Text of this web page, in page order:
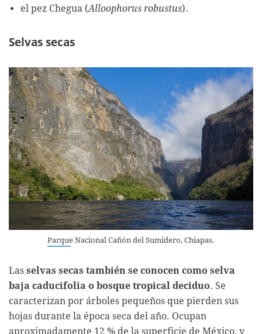
el pez Chegua (Alloophorus robustus).
Selvas secas
Parque Nacional Cañón del Sumidero, Chiapas.
Las selvas secas también se conocen como selva
baja caducifolia o bosque tropical deciduo. Se
caracterizan por árboles pequeños que pierden sus
hojas durante la época seca del año. Ocupan
aproximadamente 12 % de la superficie de México, y